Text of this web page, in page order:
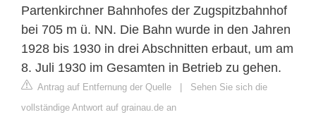
Partenkirchner Bahnhofes der Zugspitzbahnhof
bei 705 m ü. NN. Die Bahn wurde in den Jahren
1928 bis 1930 in drei Abschnitten erbaut, um am
8. Juli 1930 im Gesamten in Betrieb zu gehen.
Antrag auf Entfernung der Quelle
Sehen Sie sich die
vollständige Antwort auf grainau.de an